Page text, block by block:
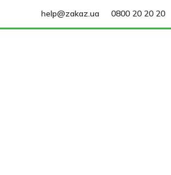
help@zakaz.ua 0800 20 20 20